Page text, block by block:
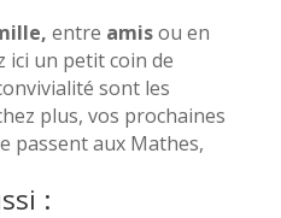
entre amisou en
ici un petit coin de
sont les
plus, vos prochaines
passent aux Mathes,
: